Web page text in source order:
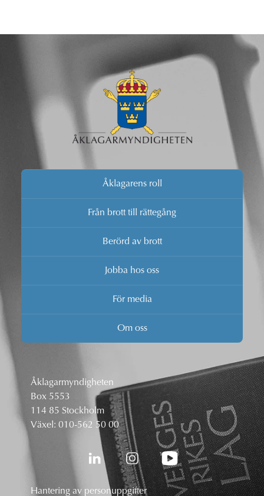
Åklagarens roll
Från brott till rättegång
Berörd av brott
Jobba hos oss
För media
Om oss
Åklagarmyndigheten
Box 5553
114 85 Stockholm
Växel: 010-562 50 00
Hantering av personuppgifter